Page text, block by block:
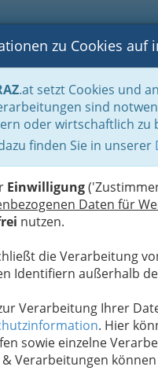
BLOGS FOTOS
zu Cookies auf
.at setzt Cookies und
sind
oder wirtschaftlich zu
finden Sie in unserer
Einwilligung
Daten für
nutzen.
die Verarbeitung
Identifiern außerhalb
Verarbeitung Ihrer
. Hier
sowie einzelne
& Verarbeitungen
& Handwerk, Gliederung der WKO